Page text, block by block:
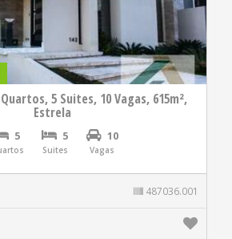
5 Suites, 10 Vagas, 615m²,
Estrela
5 5
Suites
10
Vagas
487036.001